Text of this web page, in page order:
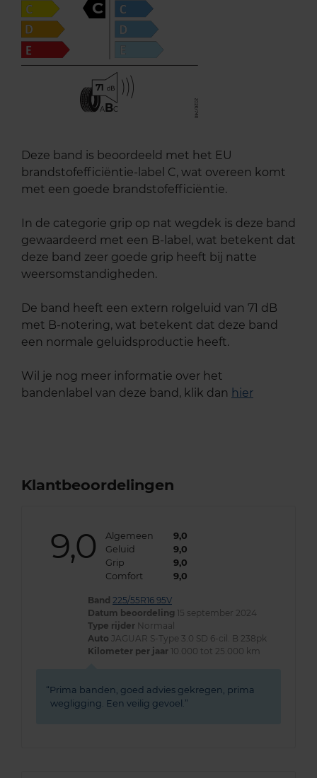
C
71
ABC
Deze band is beoordeeld met het EU
brandstofefficiëntie-label C, wat overeen komt
met een goede brandstofefficiëntie.
In de categorie grip op nat wegdek is deze band
gewaardeerd met een B-label, wat betekent dat
deze band zeer goede grip heeft bij natte
weersomstandigheden.
De band heeft een extern rolgeluid van 71 dB
met B-notering, wat betekent dat deze band
een normale geluidsproductie heeft.
Wil je nog meer informatie over het
bandenlabel van deze band, klik dan hier
Klantbeoordelingen
9,0 Algemeen
9,0
Geluid
9,0
Grip
9,0
Comfort
9,0
Band 225/55R16 95V
Datum beoordeling 15 september 2024
Type rijder Normaal
Auto JAGUAR S-Type 3.0 SD 6-cil. B 238pk
Kilometer per jaar 10.000 tot 25.000 km
Prima banden, goed advies gekregen, prima
wegligging. Een veilig gevoel.